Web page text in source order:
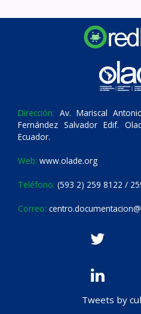
Dirección: Av. Mariscal
Fernández Salvador Edif.
Ecuador.
Web: www.olade.org
Teléfono: (593 2) 259 8122 /
Correo:
Tweets by